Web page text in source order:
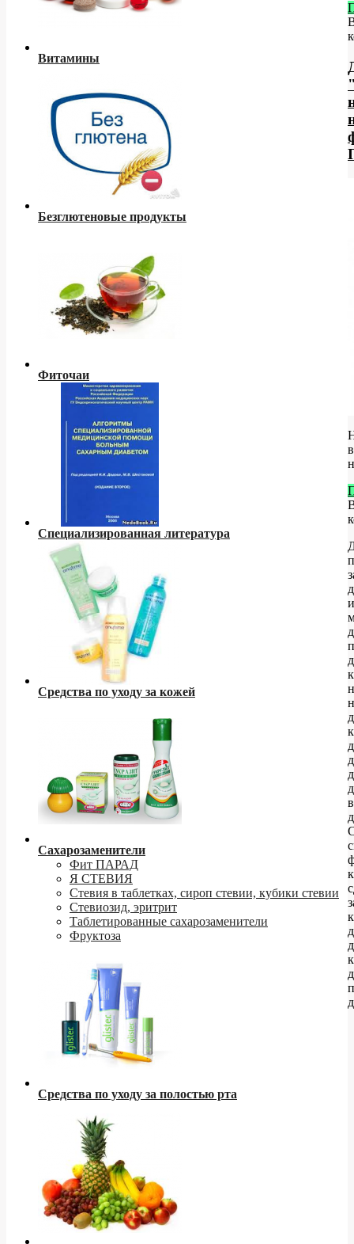
Витамины
Безглютеновые продукты
Фиточаи
Специализированная литература
Средства по уходу за кожей
Сахарозаменители
Фит ПАРАД
Я СТЕВИЯ
Стевия в таблетках, сироп стевии, кубики стевии
Стевиозид, эритрит
Таблетированные сахарозаменители
Фруктоза
Средства по уходу за полостью рта
в